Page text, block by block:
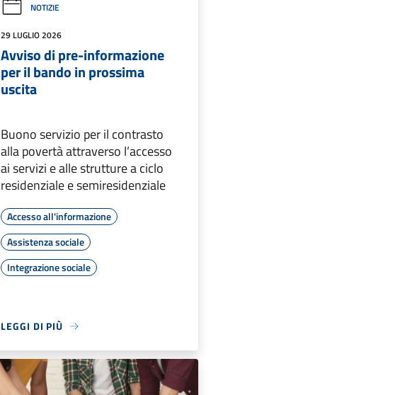
NOTIZIE
29 LUGLIO 2026
Avviso di pre-informazione
per il bando in prossima
uscita
Buono servizio per il contrasto
alla povertà attraverso l’accesso
ai servizi e alle strutture a ciclo
residenziale e semiresidenziale
Accesso all'informazione
Assistenza sociale
Integrazione sociale
LEGGI DI PIÙ